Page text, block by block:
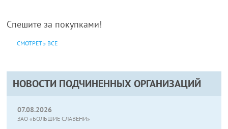
НОВОСТИ ПОДЧИНЕННЫХ ОРГАНИЗАЦИЙ
07.08.2026
ЗАО «БОЛЬШИЕ СЛАВЕНИ»
Спешите за покупками!
СМОТРЕТЬ ВСЕ